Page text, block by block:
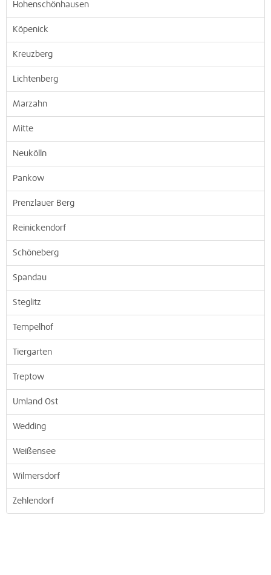
Hohenschönhausen
Köpenick
Kreuzberg
Lichtenberg
Marzahn
Mitte
Neukölln
Pankow
Prenzlauer Berg
Reinickendorf
Schöneberg
Spandau
Steglitz
Tempelhof
Tiergarten
Treptow
Umland Ost
Wedding
Weißensee
Wilmersdorf
Zehlendorf